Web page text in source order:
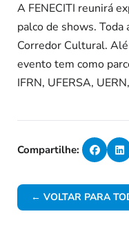
A FENECITI reunirá
palco de shows. Toda
Corredor Cultural.
evento tem como
IFRN, UFERSA,
Compartilhe:
← VOLTAR PARA